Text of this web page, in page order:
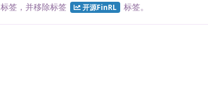
标签，并移除标签 开源FinRL 标签。